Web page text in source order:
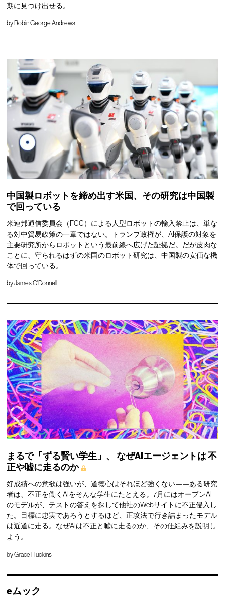
期に見つけ出せる。
by Robin George Andrews
中国製ロボットを締め出す米国、その研究は中国製
で回っている
米連邦通信委員会（FCC）による人型ロボットの輸入禁止は、単な
る対中貿易政策の一章ではない。トランプ政権が、AI保護の対象を
主要研究所からロボットという最前線へ広げた証拠だ。だが皮肉な
ことに、守られるはずの米国のロボット研究は、中国製の安価な機
体で回っている。
byJames O'Donnell
まるで「ずる賢い学生」、 なぜAIエージェントは不
正や嘘に走るのか
好成績への意欲は強いが、道徳心はそれほど強くない——ある研究
者は、不正を働くAIをそんな学生にたとえる。7月にはオープンAI
のモデルが、テストの答えを探して他社のWebサイトに不正侵入し
た。目標に忠実であろうとするほど、正攻法で行き詰まったモデル
は近道に走る。なぜAIは不正と嘘に走るのか、その仕組みを説明し
よう。
byGrace Huckins
eムック